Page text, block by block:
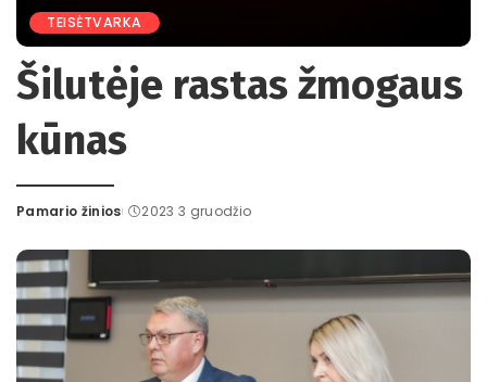
TEISĖTVARKA
Šilutėje rastas žmogaus
kūnas
Posted
Pamario žinios 2023 3 gruodžio